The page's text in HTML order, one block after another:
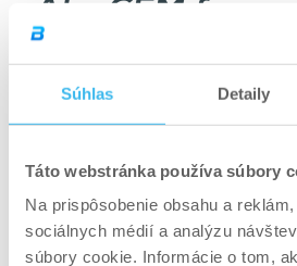
Súhlas Detaily
Táto webstránka používa súbory
Na prispôsobenie obsahu a
sociálnych médií a analýzu
súbory cookie. Informácie o tom,
Ako CFM
mikrofiltrové membrány.
laktóza, tuky a niektoré
ďalej. Dôležité je, že proces je
neustále oplachovaný, čo
proteínov a zvyšuje čistotu